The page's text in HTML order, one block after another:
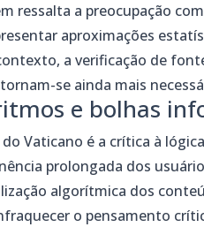
ressalta a preocupação
aproximações
a verificação de
se ainda mais
e bolhas
Vaticano é a crítica à
prolongada dos
algorítmica dos
o pensamento